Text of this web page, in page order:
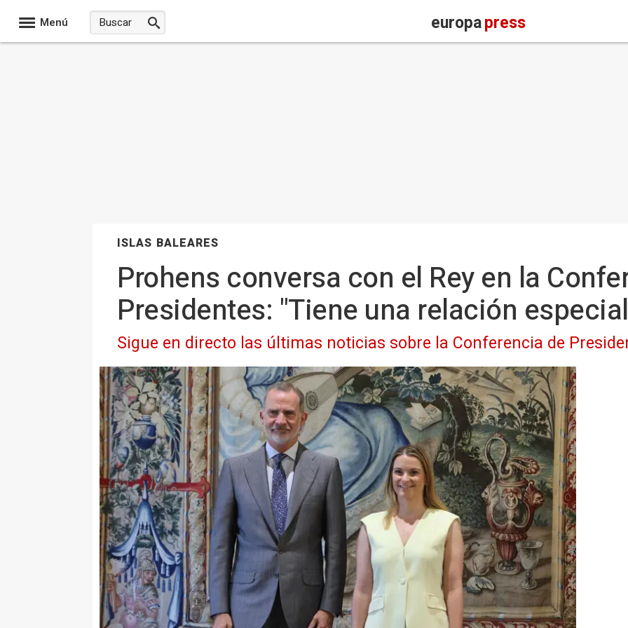
Menú europapress
ISLAS BALEARES
Prohens conversa con el Rey en la
Presidentes: "Tiene una relación
Sigue en directo las últimas noticias sobre la Conferencia de